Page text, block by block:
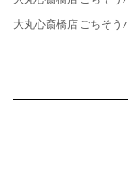
大丸心斎橋店 ごちそう